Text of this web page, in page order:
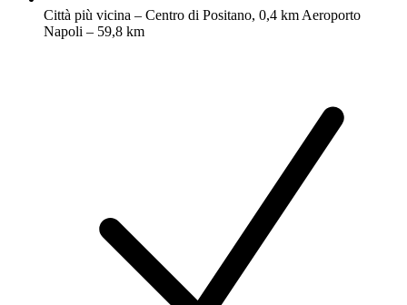
Città più vicina – Centro di Positano, 0,4 km Aeroporto
Napoli – 59,8 km